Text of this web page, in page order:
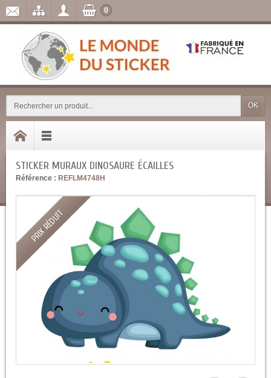
OK
0
STICKER MURAUX DINOSAURE ÉCAILLES
Référence : REFLM4748H
PRIX RÉDUIT